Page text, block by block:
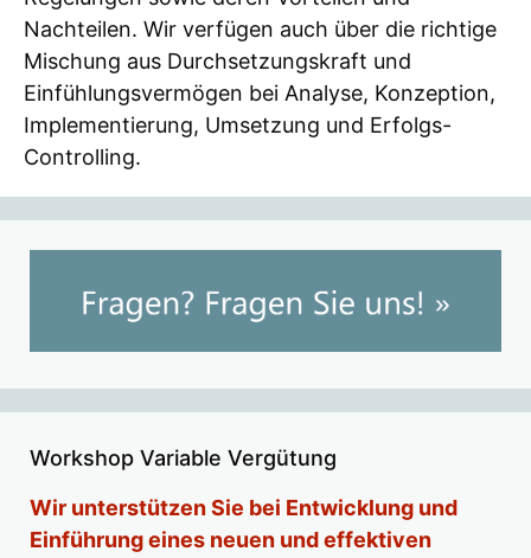
Nachteilen. Wir verfügen auch über die richtige
Mischung aus Durchsetzungskraft und
Einfühlungsvermögen bei Analyse, Konzeption,
Implementierung, Umsetzung und Erfolgs-
Controlling.
Workshop Variable Vergütung
Wir unterstützen Sie bei Entwicklung und
Einführung eines neuen und effektiven